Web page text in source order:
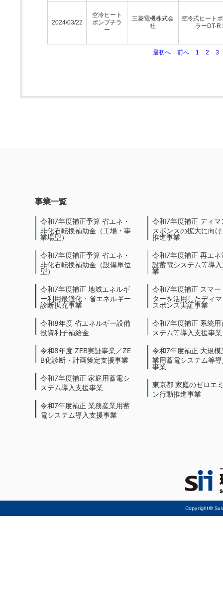
2024/03/22
空冷ヒート
ポンプチラ
ー
三菱電機株式会
社
空冷式ヒート
ラーDT-
最初へ 前へ 1 2 3
事業一覧
令和7年度補正予算 省エネ・
非化石転換補助金（工場・事
業場型）
令和7年度補正予算 省エネ・
非化石転換補助金（設備単位
型）
令和7年度補正 地域エネルギ
ー利用最適化・省エネルギー
診断拡充事業
令和8年度 省エネルギー設備
投資利子補給金
令和8年度 ZEB実証事業／ZE
B化診断・計画策定支援事業
令和7年度補正 家庭用蓄電シ
ステム導入支援事業
令和7年度補正 業務産業用蓄
電システム導入支援事業
令和7年度補正 ディマ
スポンスの拡大に向
推進事業
令和7年度補正 再エネ
設蓄電システム等導
業
令和7年度補正 スマー
ターを活用したディ
スポンス実証事業
令和7年度補正 系統用
ステム等導入支援事業
令和7年度補正 大規模
業用蓄電システム等
事業
東京都 家庭のゼロエ
ン行動推進事業
Copyright©